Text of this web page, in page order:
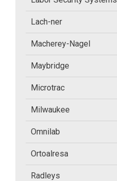
Labor Security Systems
Lach-ner
Macherey-Nagel
Maybridge
Microtrac
Milwaukee
Lach-ner
Macherey-Nagel
Maybridge
Microtrac
Milwaukee
Omnilab
Ortoalresa
Radleys